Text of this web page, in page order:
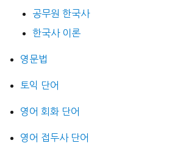
공무원 한국사
한국사 이론
영문법
토익 단어
영어 회화 단어
영어 접두사 단어